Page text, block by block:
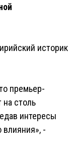
историк
премьер-
на столь
интересы
-